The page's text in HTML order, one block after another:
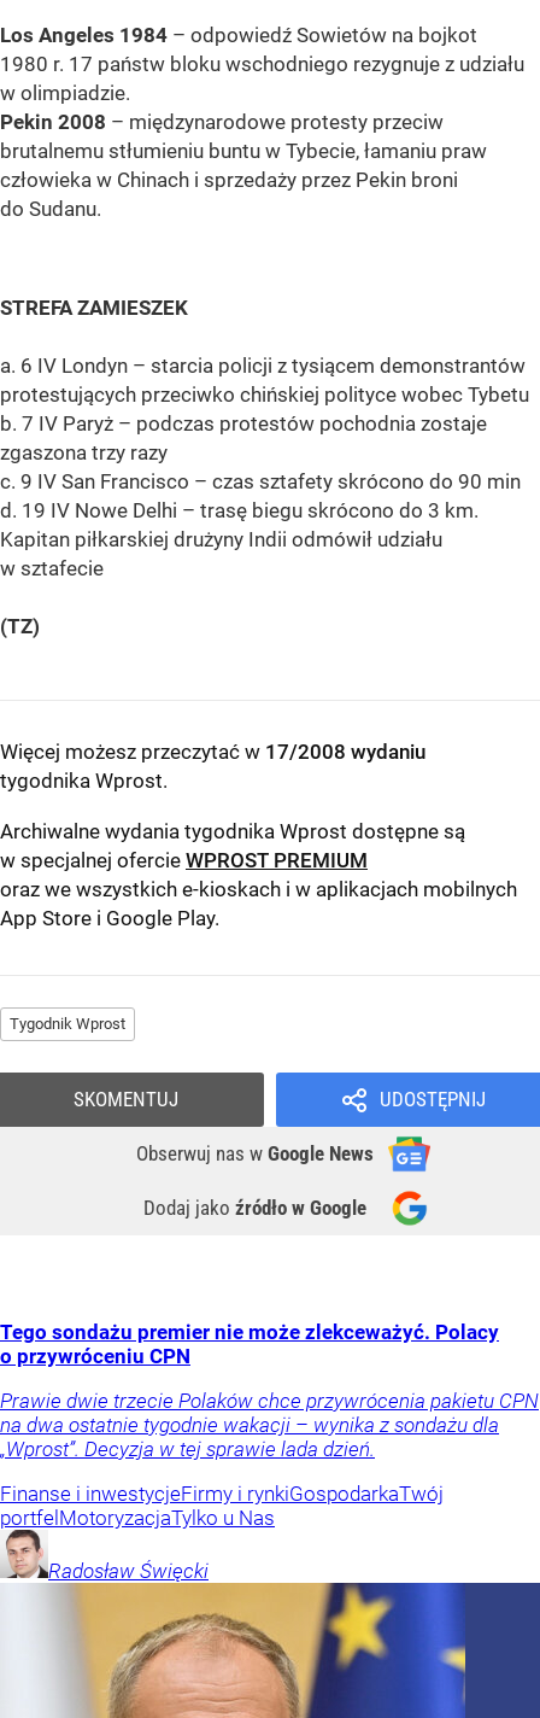
Los Angeles 1984 – odpowiedź Sowietów na bojkot
1980 r. 17 państw bloku wschodniego rezygnuje z udziału
w olimpiadzie.
Pekin 2008 – międzynarodowe protesty przeciw
brutalnemu stłumieniu buntu w Tybecie, łamaniu praw
człowieka w Chinach i sprzedaży przez Pekin broni
do Sudanu.
STREFA ZAMIESZEK
a. 6 IV Londyn – starcia policji z tysiącem demonstrantów
protestujących przeciwko chińskiej polityce wobec Tybetu
b. 7 IV Paryż – podczas protestów pochodnia zostaje
zgaszona trzy razy
c. 9 IV San Francisco – czas sztafety skrócono do 90 min
d. 19 IV Nowe Delhi – trasę biegu skrócono do 3 km.
Kapitan piłkarskiej drużyny Indii odmówił udziału
w sztafecie
(TZ)
Więcej możesz przeczytać w 17/2008 wydaniu
tygodnika Wprost.
Archiwalne wydania tygodnika Wprost dostępne są
w specjalnej ofercie WPROST PREMIUM
oraz we wszystkich e-kioskach i w aplikacjach mobilnych
App Store i Google Play.
Tygodnik Wprost
UDOSTĘPNIJ
Obserwuj nas w Google News
Dodaj jako źródło w Google
SKOMENTUJ
Tego sondażu premier nie może zlekceważyć. Polacy
o przywróceniu CPN
Prawie dwie trzecie Polaków chce przywrócenia pakietu CPN
na dwa ostatnie tygodnie wakacji – wynika z sondażu dla
„Wprost”. Decyzja w tej sprawie lada dzień.
Finanse i inwestycjeFirmy i rynkiGospodarkaTwój
portfel MotoryzacjaTylko u Nas
Radosław Święcki